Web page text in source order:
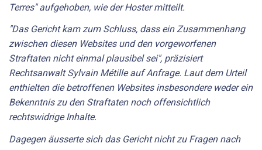
Terres" aufgehoben, wie der Hoster mitteilt.
"Das Gericht kam zum Schluss, dass ein Zusammenhang
zwischen diesen Websites und den vorgeworfenen
Straftaten nicht einmal plausibel sei", präzisiert
Rechtsanwalt Sylvain Métille auf Anfrage. Laut dem Urteil
enthielten die betroffenen Websites insbesondere weder ein
Bekenntnis zu den Straftaten noch offensichtlich
rechtswidrige Inhalte.
Dagegen äusserte sich das Gericht nicht zu Fragen nach